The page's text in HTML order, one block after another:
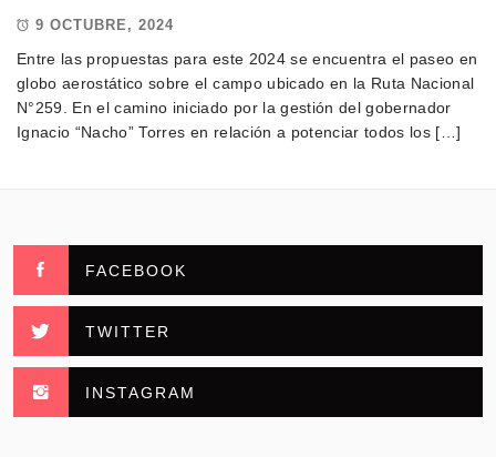
9 OCTUBRE, 2024
Entre las propuestas para este 2024 se encuentra el paseo en
globo aerostático sobre el campo ubicado en la Ruta Nacional
N°259. En el camino iniciado por la gestión del gobernador
Ignacio “Nacho” Torres en relación a potenciar todos los […]
FACEBOOK
TWITTER
INSTAGRAM